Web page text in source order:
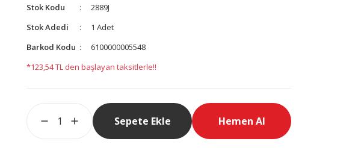
Stok Kodu
2889J
Stok Adedi
1 Adet
Barkod Kodu
6100000005548
*123,54 TL den başlayan taksitlerle!!
Sepete Ekle Hemen Al